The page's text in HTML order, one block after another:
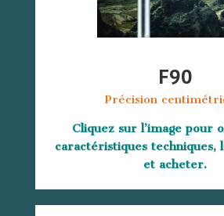
F90
Précision
Cliquez sur l’image pour
caractéristiques techniques,
et acheter.